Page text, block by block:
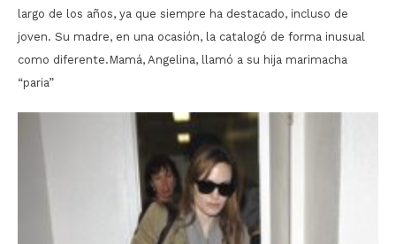
largo de los años, ya que siempre ha destacado, incluso de
joven. Su madre, en una ocasión, la catalogó de forma inusual
como diferente.Mamá, Angelina, llamó a su hija marimacha
“paria”